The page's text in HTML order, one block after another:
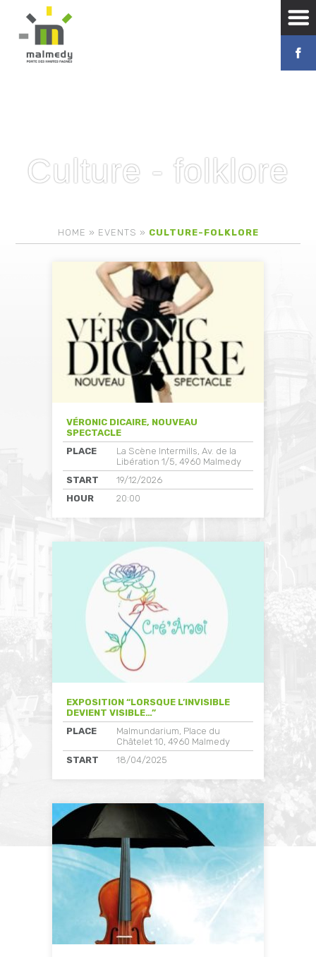
Culture - folklore
HOME » EVENTS » CULTURE-FOLKLORE
VÉRONIC DICAIRE, NOUVEAU
SPECTACLE
PLACE
La Scène Intermills, Av. de la
Libération 1/5, 4960 Malmedy
START
19/12/2026
HOUR
20:00
EXPOSITION “LORSQUE L’INVISIBLE
DEVIENT VISIBLE…”
PLACE
Malmundarium, Place du
Châtelet 10, 4960 Malmedy
START
18/04/2025